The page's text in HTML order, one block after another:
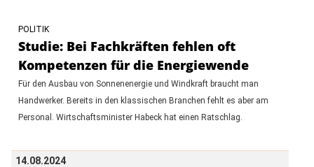
POLITIK
Studie: Bei Fachkräften fehlen oft
Kompetenzen für die Energiewende
Für den Ausbau von Sonnenenergie und Windkraft braucht man
Handwerker. Bereits in den klassischen Branchen fehlt es aber am
Personal. Wirtschaftsminister Habeck hat einen Ratschlag.
14.08.2024